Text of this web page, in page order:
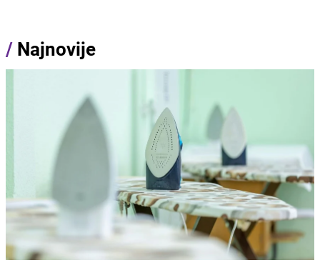
/ Najnovije